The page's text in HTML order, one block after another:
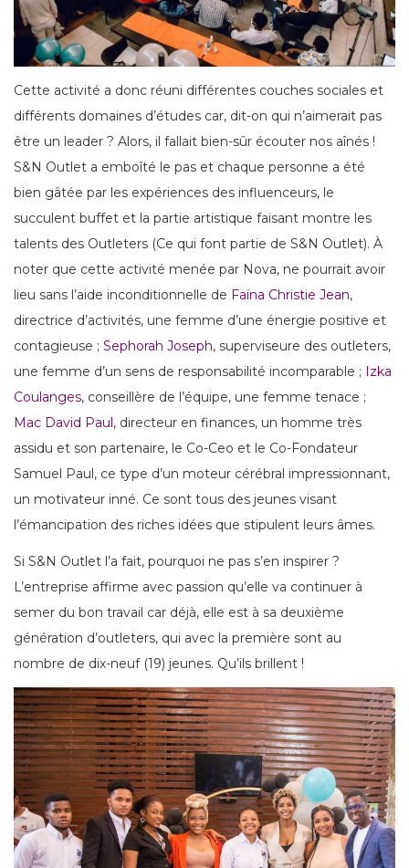
Cette activité a donc réuni différentes couches sociales et
différents domaines d’études car, dit-on qui n’aimerait pas
être un leader ? Alors, il fallait bien-sûr écouter nos aînés !
S&N Outlet a emboîté le pas et chaque personne a été
bien gâtée par les expériences des influenceurs, le
succulent buffet et la partie artistique faisant montre les
talents des Outleters (Ce qui font partie de S&N Outlet). À
noter que cette activité menée par Nova, ne pourrait avoir
lieu sans l’aide inconditionnelle de Faïna Christie Jean,
directrice d’activités, une femme d’une énergie positive et
contagieuse ; Sephorah Joseph, superviseure des outleters,
une femme d’un sens de responsabilité incomparable ; Izka
Coulanges, conseillère de l’équipe, une femme tenace ;
Mac David Paul, directeur en finances, un homme très
assidu et son partenaire, le Co-Ceo et le Co-Fondateur
Samuel Paul, ce type d’un moteur cérébral impressionnant,
un motivateur inné. Ce sont tous des jeunes visant
l’émancipation des riches idées que stipulent leurs âmes.
Si S&N Outlet l’a fait, pourquoi ne pas s’en inspirer ?
L’entreprise affirme avec passion qu’elle va continuer à
semer du bon travail car déjà, elle est à sa deuxième
génération d’outleters, qui avec la première sont au
nombre de dix-neuf (19) jeunes. Qu’ils brillent !